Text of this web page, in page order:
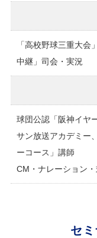
「高校野球三重大
中継」司会・実況
球団公認「阪神イヤ
サン放送アカデミー
ーコース」講師
CM・ナレーション
セ